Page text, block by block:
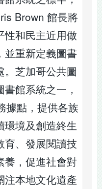
Brown 館長將
性和民主近用做
並重新定義圖書
。芝加哥公共圖
館系統之一，
據點，提供各族
環境及創造終生
育、發展閱讀技
養，促進社會對
注本地文化遺產